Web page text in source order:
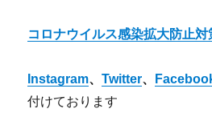
コロナウイルス感染拡大防止
Instagram、Twitter、
付けております